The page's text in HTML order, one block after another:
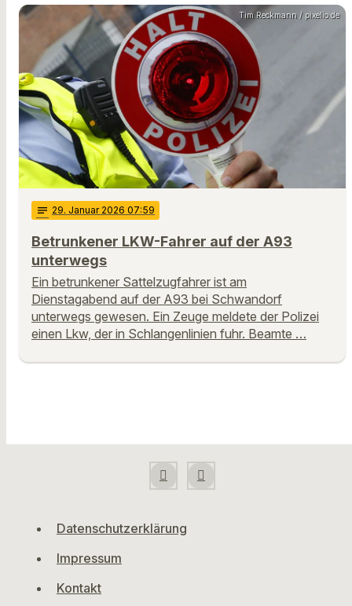
Tim Reckmann / pixelio.de
notes 29. Januar 2026 07:59
Betrunkener LKW-Fahrer auf der A93
unterwegs
Ein betrunkener Sattelzugfahrer ist am
Dienstagabend auf der A93 bei Schwandorf
unterwegs gewesen. Ein Zeuge meldete der Polizei
einen Lkw, der in Schlangenlinien fuhr. Beamte …
Datenschutzerklärung
Impressum
Kontakt